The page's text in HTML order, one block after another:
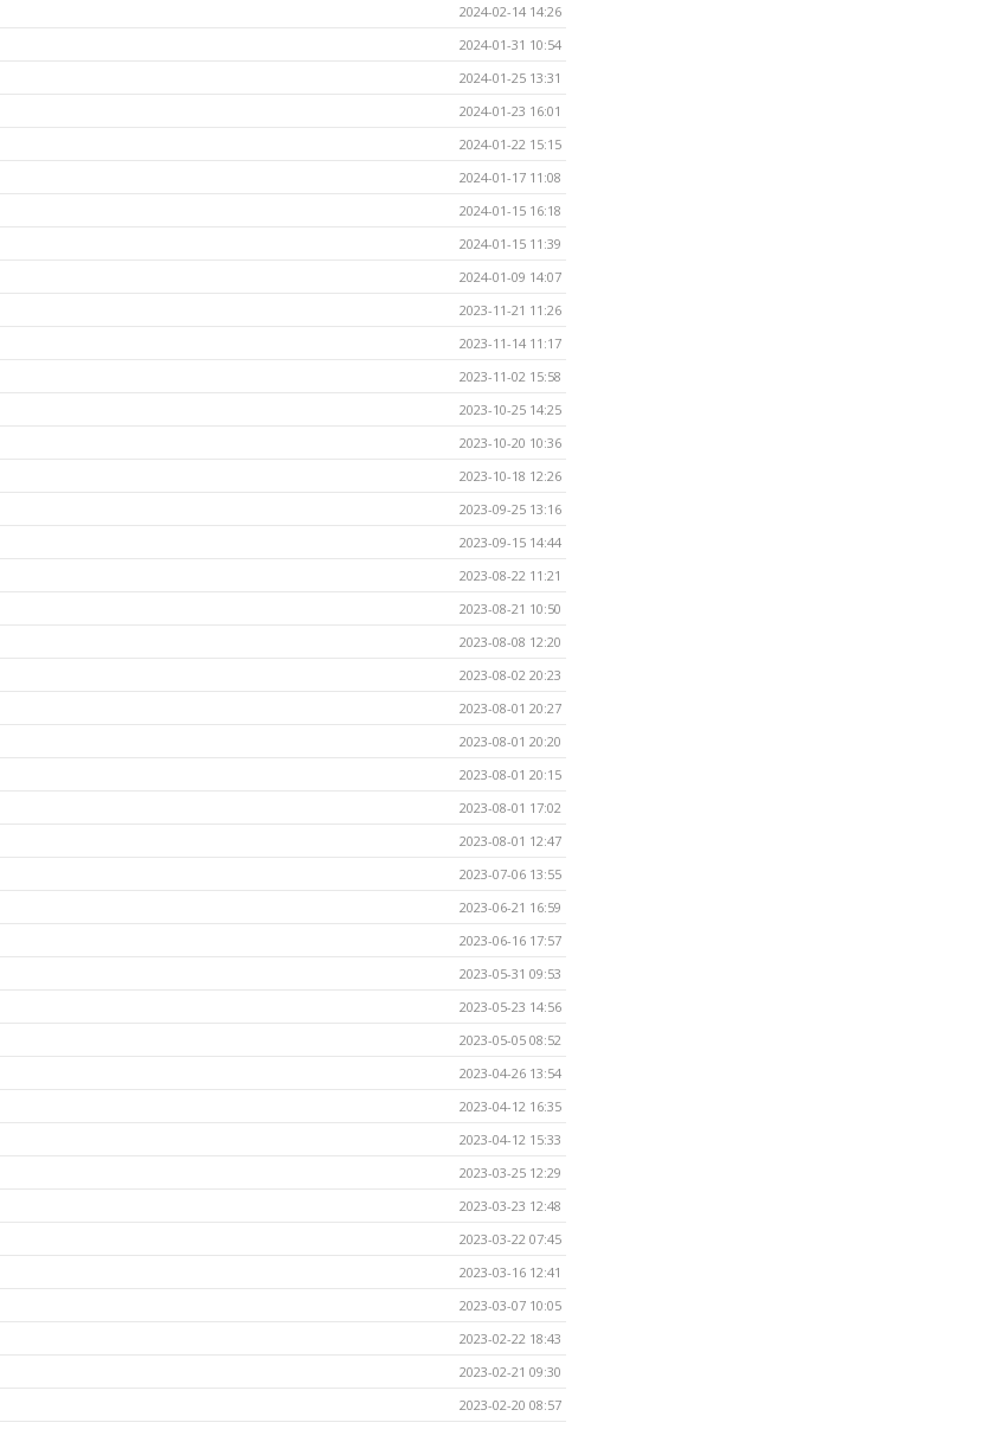
2024-02-14 14:26
2024-01-31 10:54
2024-01-25 13:31
2024-01-23 16:01
2024-01-22 15:15
2024-01-17 11:08
2024-01-15 16:18
2024-01-15 11:39
2024-01-09 14:07
2023-11-21 11:26
2023-11-14 11:17
2023-11-02 15:58
2023-10-25 14:25
2023-10-20 10:36
2023-10-18 12:26
2023-09-25 13:16
2023-09-15 14:44
2023-08-22 11:21
2023-08-21 10:50
2023-08-08 12:20
2023-08-02 20:23
2023-08-01 20:27
2023-08-01 20:20
2023-08-01 20:15
2023-08-01 17:02
2023-08-01 12:47
2023-07-06 13:55
2023-06-21 16:59
2023-06-16 17:57
2023-05-31 09:53
2023-05-23 14:56
2023-05-05 08:52
2023-04-26 13:54
2023-04-12 16:35
2023-04-12 15:33
2023-03-25 12:29
2023-03-23 12:48
2023-03-22 07:45
2023-03-16 12:41
2023-03-07 10:05
2023-02-22 18:43
2023-02-21 09:30
2023-02-20 08:57